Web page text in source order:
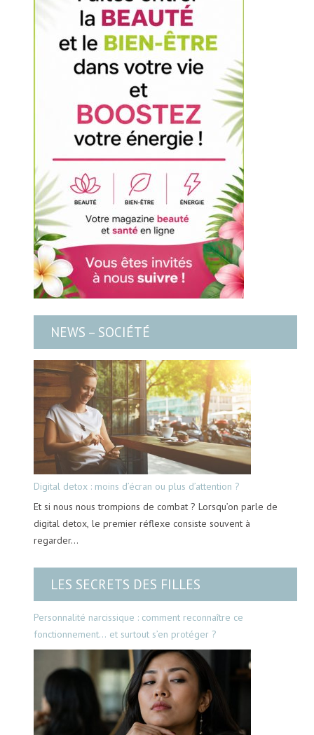
NEWS – SOCIÉTÉ
Digital detox : moins d’écran ou plus d’attention ?
Et si nous nous trompions de combat ? Lorsqu’on parle de
digital detox, le premier réflexe consiste souvent à
regarder…
LES SECRETS DES FILLES
Personnalité narcissique : comment reconnaître ce
fonctionnement… et surtout s’en protéger ?